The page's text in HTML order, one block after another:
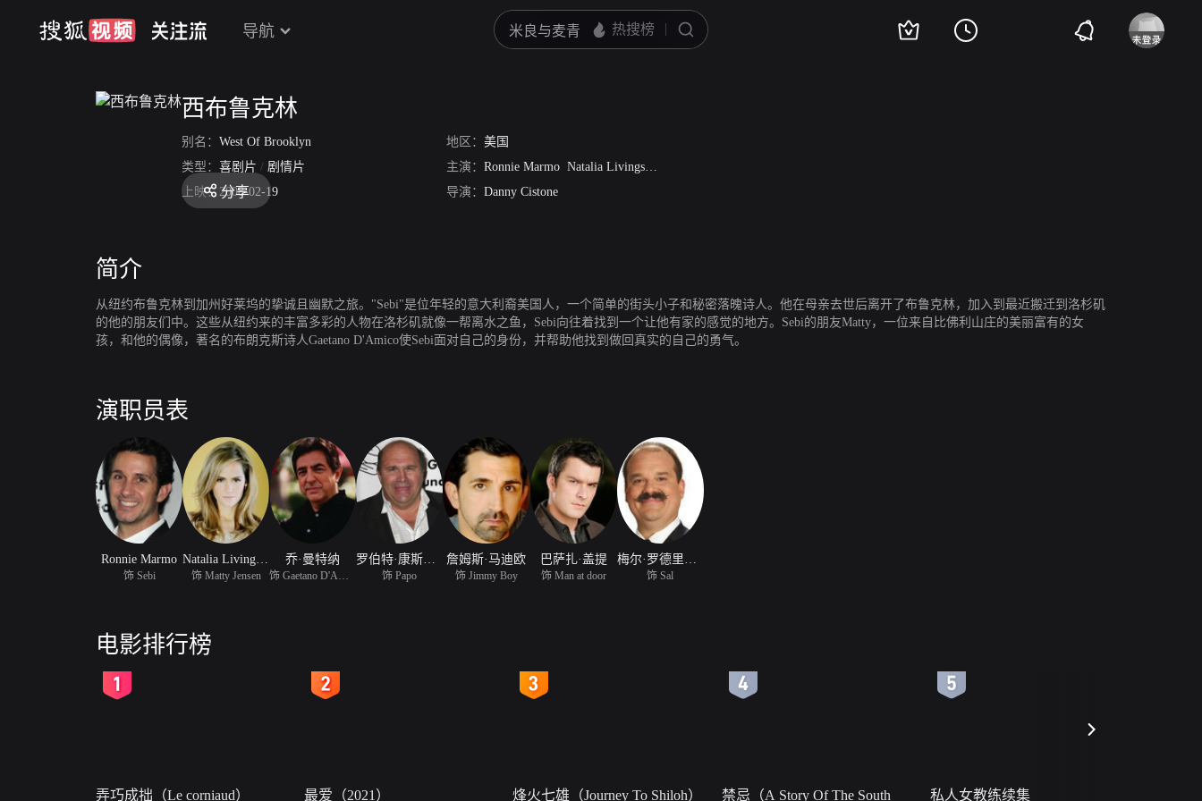
导航
西布鲁克林
别名： West Of Brooklyn 地区： 美国
类型： 喜剧片 / 剧情片 主演： Ronnie Marmo Natalia Livingston
上映： 2008-02-19 导演： Danny Cistone
分享
简介
从纽约布鲁克林到加州好莱坞的挚诚且幽默之旅。"Sebi"是位年轻的意大利裔美国人，一个简单的街头小子和秘密落魄诗人。他在母亲去世后离开了布鲁克林，加入到最近搬迁到洛杉矶
的他的朋友们中。这些从纽约来的丰富多彩的人物在洛杉矶就像一帮离水之鱼，Sebi向往着找到一个让他有家的感觉的地方。Sebi的朋友Matty，一位来自比佛利山庄的美丽富有的女
孩，和他的偶像，著名的布朗克斯诗人Gaetano D'Amico使Sebi面对自己的身份，并帮助他找到做回真实的自己的勇气。
演职员表
Ronnie Marmo
饰 Sebi 饰 Matty Jensen
乔·曼特纳
饰 Papo
詹姆斯·马迪欧
饰 Jimmy Boy
巴萨扎·盖提
饰 Man at door 饰 Sal
电影排行榜
弄巧成拙（Le corniaud） 最爱（2021） 烽火七雄（Journey To Shiloh） 禁忌（A Story Of The South 私人女教练续集